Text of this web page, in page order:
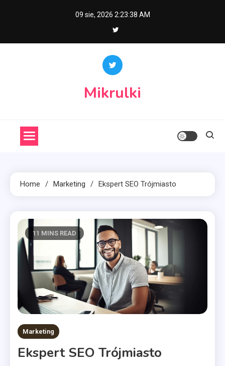
09 sie, 2026 2:23:39 AM
Mikrulki
Home Marketing Ekspert SEO Trójmiasto
11 MINS READ
Marketing
Ekspert SEO Trójmiasto